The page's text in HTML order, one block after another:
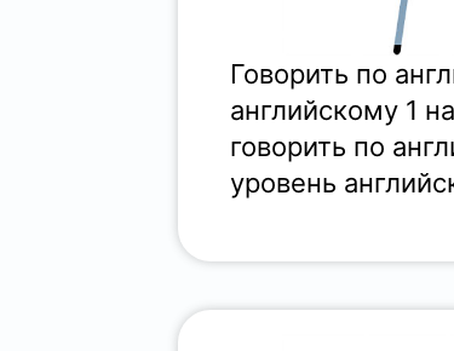
Говорить по
английскому 1
говорить по
уровень